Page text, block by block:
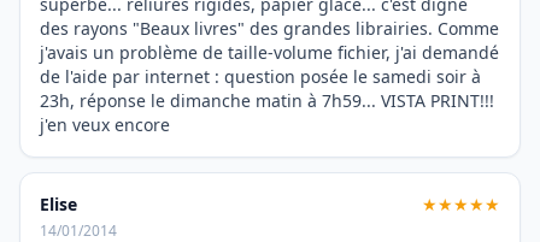
des rayons "Beaux livres" des grandes librairies. Comme
j'avais un problème de taille-volume fichier, j'ai demandé
de l'aide par internet : question posée le samedi soir à
23h, réponse le dimanche matin à 7h59... VISTA PRINT!!!
j'en veux encore
Elise ★★★★★
14/01/2014